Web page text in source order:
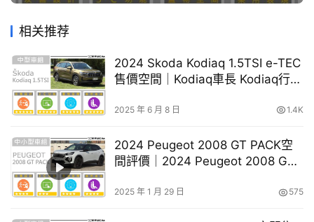
幫
忙
跨
界
C
A
R
相关推荐
2024 Skoda Kodiaq 1.5TSI e-TEC
售價空間│Kodiaq車長 Kodiaq行李
Kodiaq後車廂 空間大的休旅車 休旅
2025 年 6 月 8 日 1.4K
2024 Peugeot 2008 GT PACK空
間評價│2024 Peugeot 2008 GT
2025 年 1 月 29 日 575